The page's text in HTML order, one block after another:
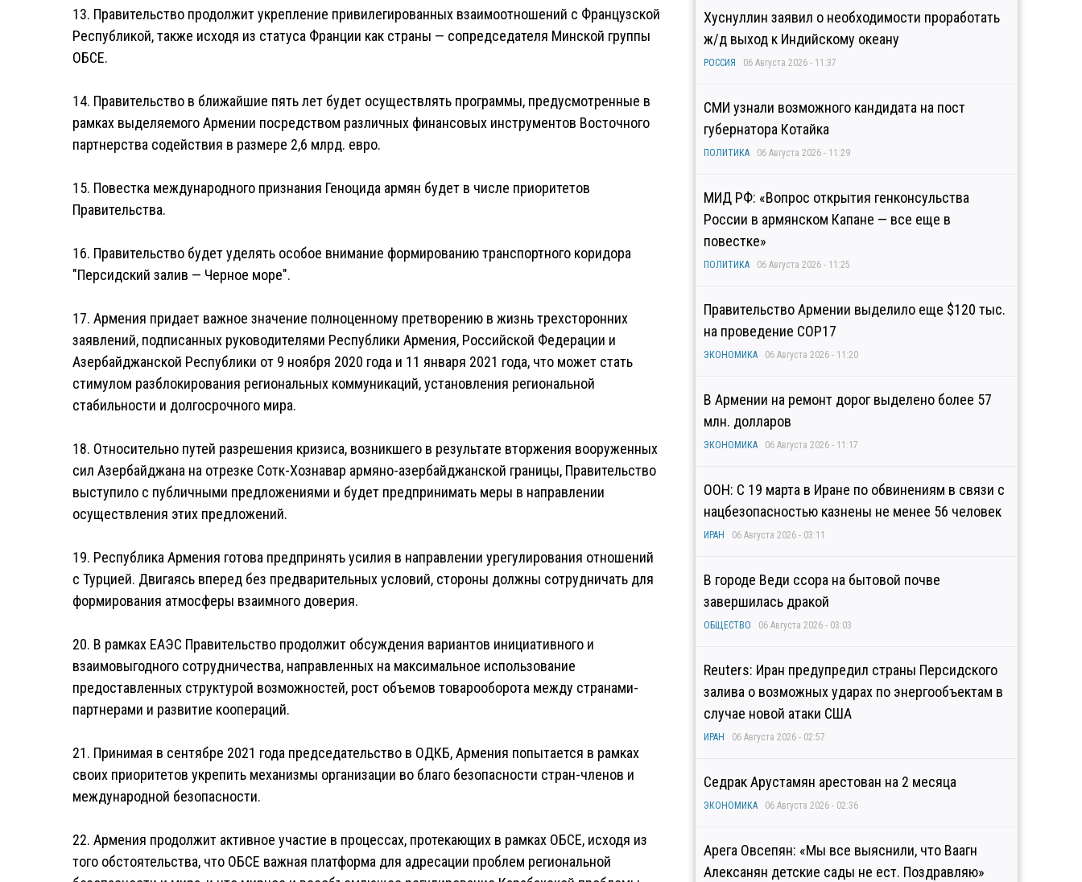
13. Правительство продолжит укрепление привилегированных взаимоотношений с Французской
Республикой, также исходя из статуса Франции как страны — сопредседателя Минской группы
ОБСЕ.
14. Правительство в ближайшие пять лет будет осуществлять программы, предусмотренные в
рамках выделяемого Армении посредством различных финансовых инструментов Восточного
партнерства содействия в размере 2,6 млрд. евро.
15. Повестка международного признания Геноцида армян будет в числе приоритетов
Правительства.
16. Правительство будет уделять особое внимание формированию транспортного коридора
"Персидский залив — Черное море".
17. Армения придает важное значение полноценному претворению в жизнь трехсторонних
заявлений, подписанных руководителями Республики Армения, Российской Федерации и
Азербайджанской Республики от 9 ноября 2020 года и 11 января 2021 года, что может стать
стимулом разблокирования региональных коммуникаций, установления региональной
стабильности и долгосрочного мира.
18. Относительно путей разрешения кризиса, возникшего в результате вторжения вооруженных
сил Азербайджана на отрезке Сотк-Хознавар армяно-азербайджанской границы, Правительство
выступило с публичными предложениями и будет предпринимать меры в направлении
осуществления этих предложений.
19. Республика Армения готова предпринять усилия в направлении урегулирования отношений
с Турцией. Двигаясь вперед без предварительных условий, стороны должны сотрудничать для
формирования атмосферы взаимного доверия.
20. В рамках ЕАЭС Правительство продолжит обсуждения вариантов инициативного и
взаимовыгодного сотрудничества, направленных на максимальное использование
предоставленных структурой возможностей, рост объемов товарооборота между странами-
партнерами и развитие коопераций.
21. Принимая в сентябре 2021 года председательство в ОДКБ, Армения попытается в рамках
своих приоритетов укрепить механизмы организации во благо безопасности стран-членов и
международной безопасности.
22. Армения продолжит активное участие в процессах, протекающих в рамках ОБСЕ, исходя из
того обстоятельства, что ОБСЕ важная платформа для адресации проблем региональной
Хуснуллин заявил о необходимости проработать
ж/д выход к Индийскому океану
РОССИЯ 06 Августа 2026 - 11:37
СМИ узнали возможного кандидата на пост
губернатора Котайка
ПОЛИТИКА 06 Августа 2026 - 11:29
МИД РФ: «Вопрос открытия генконсульства
России в армянском Капане — все еще в
повестке»
ПОЛИТИКА 06 Августа 2026 - 11:25
Правительство Армении выделило еще $120 тыс.
на проведение COP17
ЭКОНОМИКА 06 Августа 2026 - 11:20
В Армении на ремонт дорог выделено более 57
млн. долларов
ЭКОНОМИКА 06 Августа 2026 - 11:17
ООН: С 19 марта в Иране по обвинениям в связи с
нацбезопасностью казнены не менее 56 человек
ИРАН 06 Августа 2026 - 03:11
В городе Веди ссора на бытовой почве
завершилась дракой
ОБЩЕСТВО 06 Августа 2026 - 03:03
Reuters: Иран предупредил страны Персидского
залива о возможных ударах по энергообъектам в
случае новой атаки США
ИРАН 06 Августа 2026 - 02:57
Седрак Арустамян арестован на 2 месяца
ЭКОНОМИКА 06 Августа 2026 - 02:36
Арега Овсепян: «Мы все выяснили, что Ваагн
Алексанян детские сады не ест. Поздравляю»